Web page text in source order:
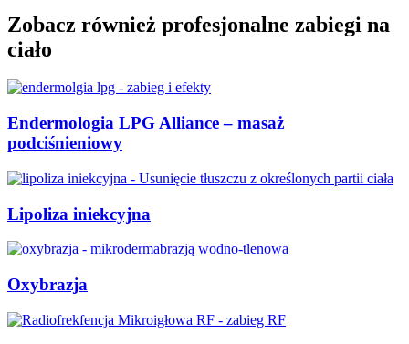
Zobacz również profesjonalne zabiegi na
ciało
Endermologia LPG Alliance – masaż
podciśnieniowy
Lipoliza iniekcyjna
Oxybrazja